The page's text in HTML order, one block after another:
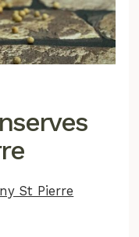
St Pierre